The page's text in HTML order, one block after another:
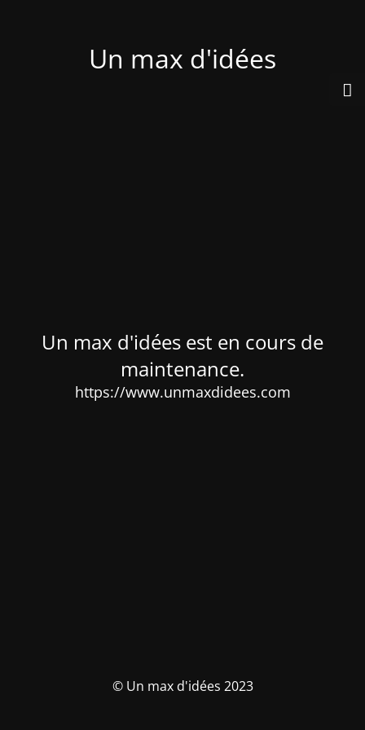
Un max d'idées
Un max d'idées est en cours de
maintenance.
https://www.unmaxdidees.com
© Un max d'idées 2023